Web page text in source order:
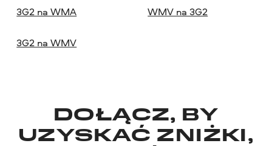
3G2 na WMA
3G2 na WMV
WMV na 3G2
DOŁĄCZ, BY
UZYSKAĆ ZNIŻKI,